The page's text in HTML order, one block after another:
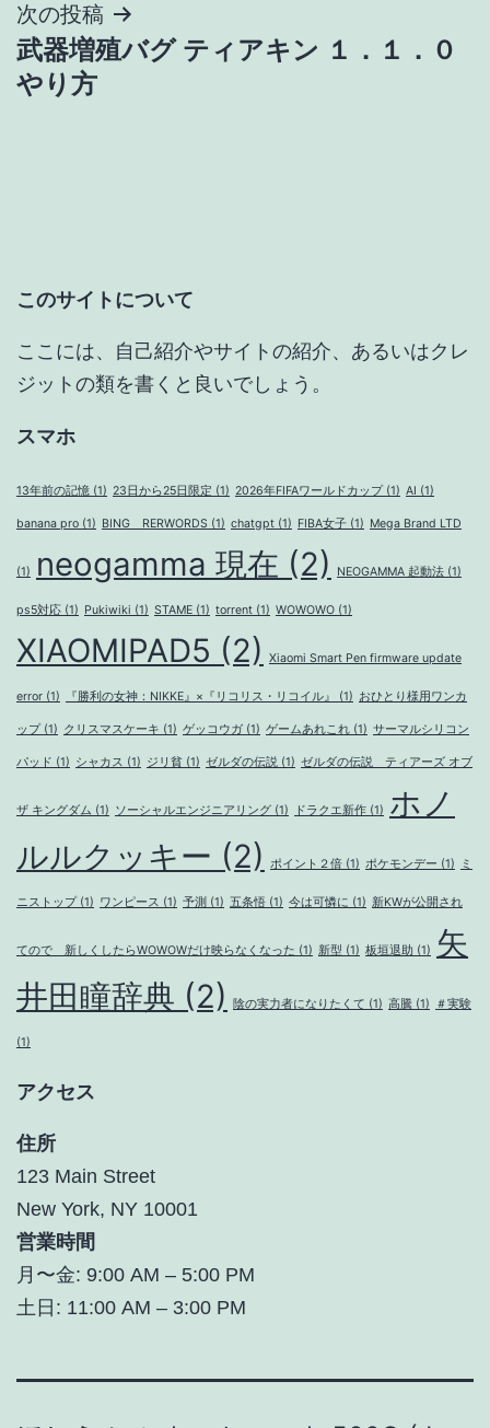
ビ
ゲ
ン
次の投稿
武器増殖バグ ティアキン １．１．０
やり方
このサイトについて
ここには、自己紹介やサイトの紹介、あるいはクレ
ジットの類を書くと良いでしょう。
スマホ
13年前の記憶 (1) 23日から25日限定 (1) 2026年FIFAワールドカップ (1) AI (1)
banana pro (1) BING RERWORDS (1) chatgpt (1) FIBA女子 (1) Mega Brand LTD
(1) neogamma 現在 (2) NEOGAMMA 起動法 (1)
ps5対応 (1) Pukiwiki (1) STAME (1) torrent (1) WOWOWO (1)
XIAOMIPAD5 (2) Xiaomi Smart Pen firmware update
error (1) 『勝利の女神：NIKKE』×『リコリス・リコイル』 (1) おひとり様用ワンカ
ップ (1) クリスマスケーキ (1) ゲッコウガ (1) ゲームあれこれ (1) サーマルシリコン
パッド (1) シャカス (1) ジリ貧 (1) ゼルダの伝説 (1) ゼルダの伝説 ティアーズ オブ
ザ キングダム (1) ソーシャルエンジニアリング (1) ドラクエ新作 (1) ホノ
ルルクッキー (2) ポイント２倍 (1) ポケモンデー (1) ミ
ニストップ (1) ワンピース (1) 予測 (1) 五条悟 (1) 今は可憐に (1) 新KWが公開され
てので 新しくしたらWOWOWだけ映らなくなった (1) 新型 (1) 板垣退助 (1)
矢
井田瞳辞典 (2) 陰の実力者になりたくて (1) 高騰 (1) ＃実験
(1)
アクセス
住所
123 Main Street
New York, NY 10001
営業時間
月〜金: 9:00 AM – 5:00 PM
土日: 11:00 AM – 3:00 PM